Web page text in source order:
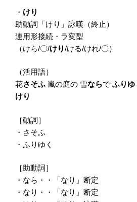
・ けり
助動詞「けり」詠嘆（終止）
連用形接続・ラ変型
（けら/〇/けり/ける/けれ/〇）
（活用語）
花さそふ 嵐の庭の 雪ならで ふりゆ
けり
［動詞］
・さそふ
・ふりゆく
［助動詞］
・なら・・「なり」断定
・なり・・「なり」断定